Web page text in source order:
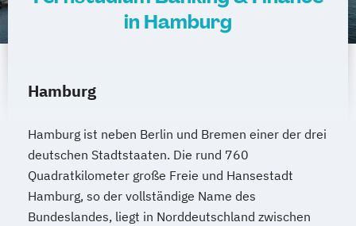
Management
Prozess- und Projektmanagement
Sales Management & Strategy
Soziale Arbeit
Soziale Arbeit im Online-Abendstudium
Sozialmanagement Sozialwissenschaften
in Hamburg
Hamburg
Hamburg ist neben Berlin und Bremen einer der drei
deutschen Stadtstaaten. Die rund 760
Quadratkilometer große Freie und Hansestadt
Hamburg, so der vollständige Name des
Bundeslandes, liegt in Norddeutschland zwischen